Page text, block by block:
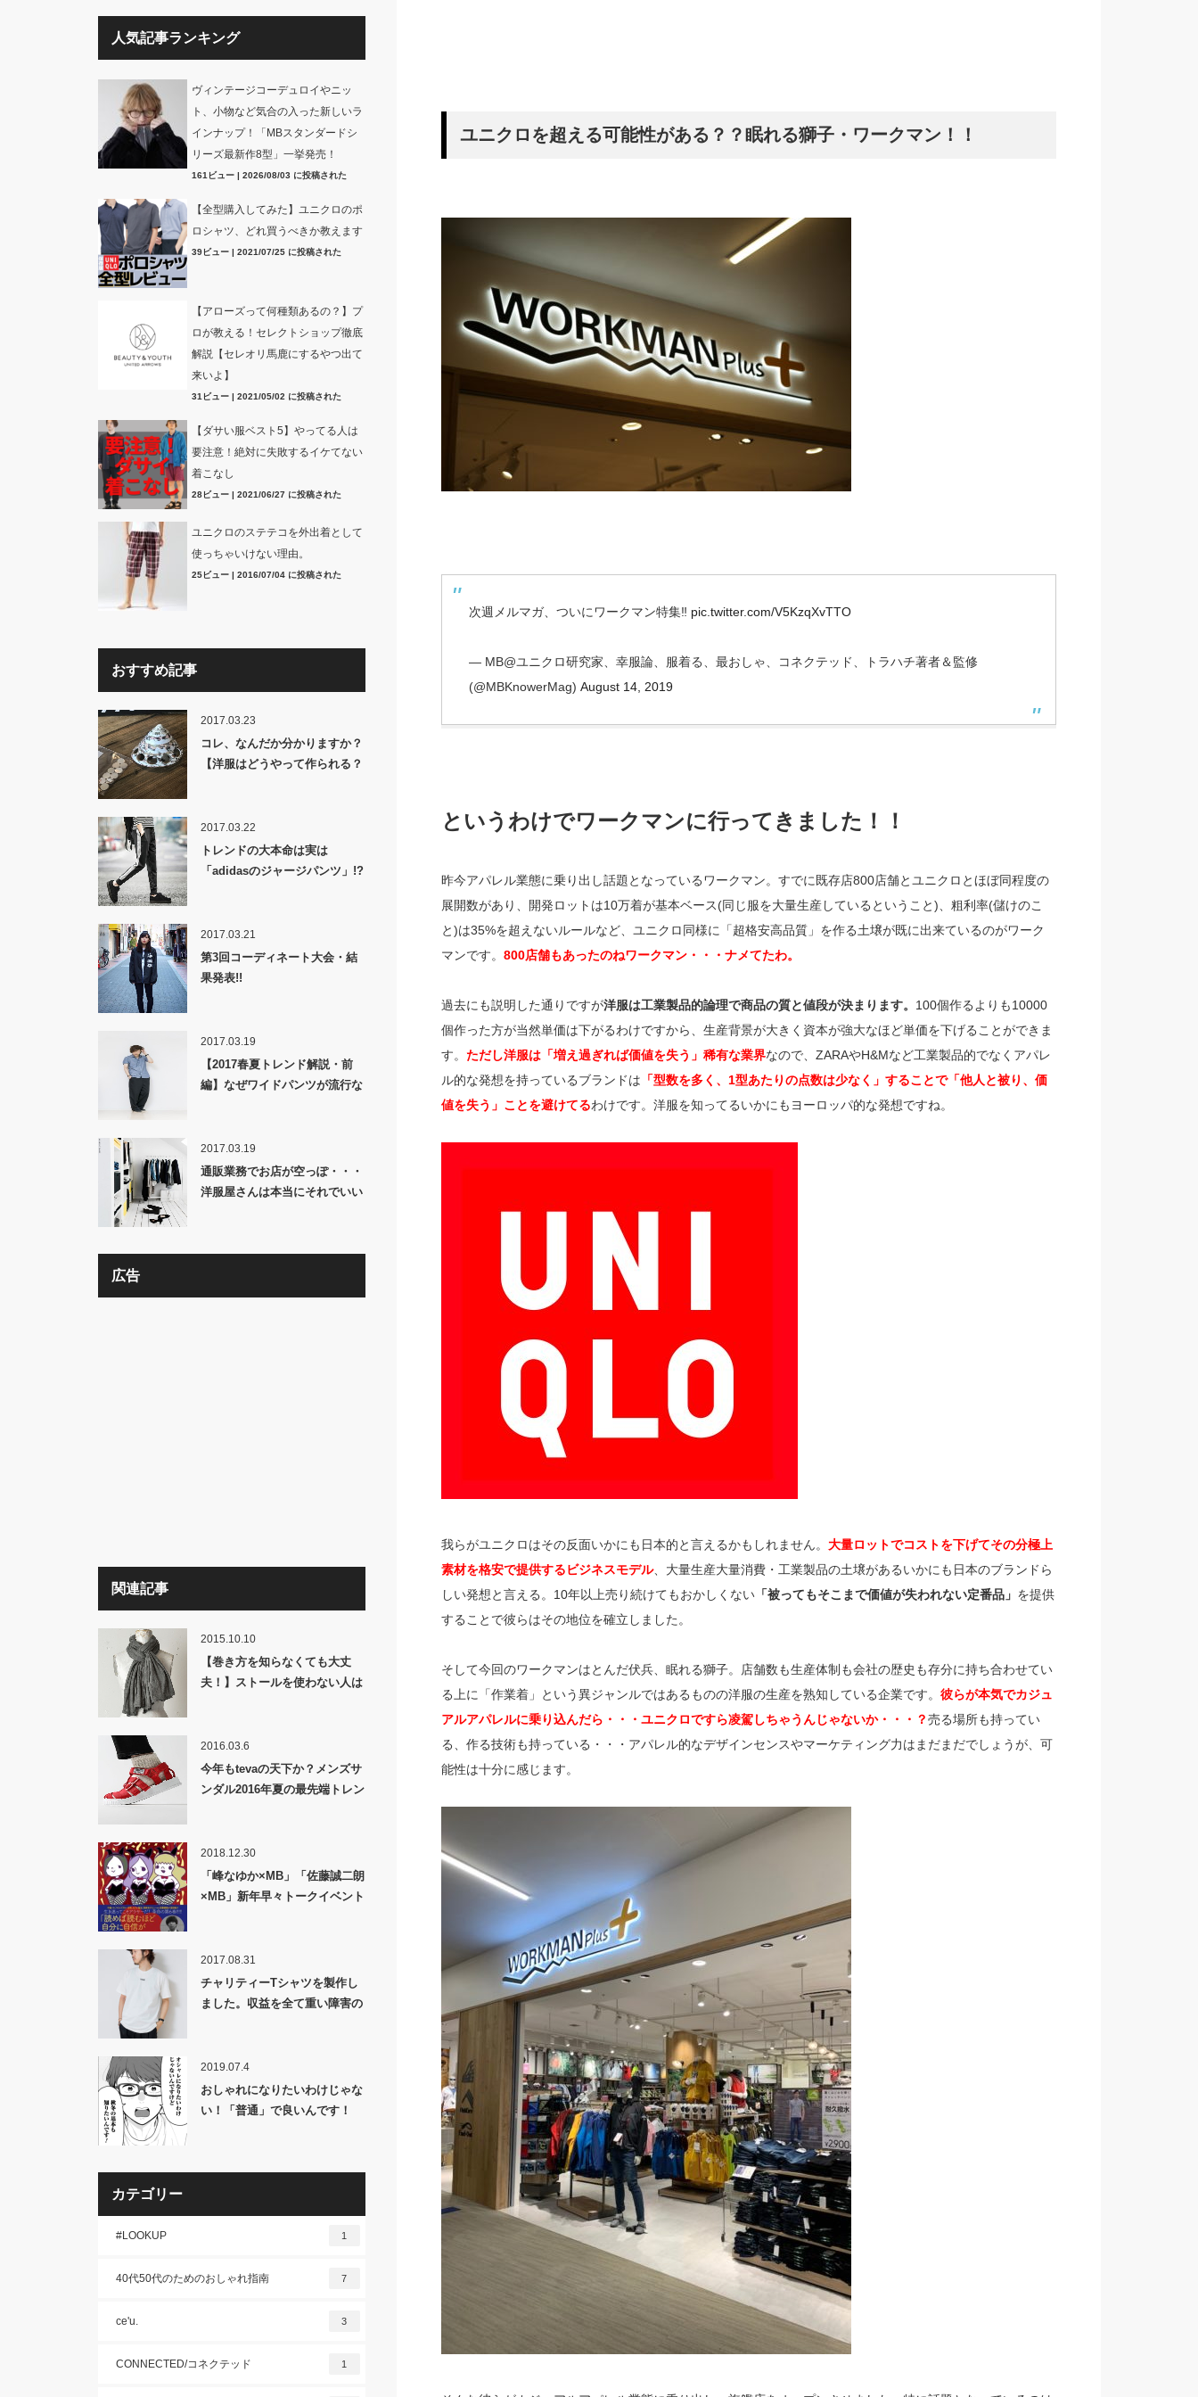
ユニクロを超える可能性がある？？眠れる獅子・ワークマン！！
次週メルマガ、ついにワークマン特集‼️ pic.twitter.com/V5KzqXvTTO
— MB@ユニクロ研究家、幸服論、服着る、最おしゃ、コネクテッド、トラハチ著者＆監修
(@MBKnowerMag) August 14, 2019
というわけでワークマンに行ってきました！！
昨今アパレル業態に乗り出し話題となっているワークマン。すでに既存店800店舗とユニクロとほぼ同程度の
展開数があり、開発ロットは10万着が基本ベース(同じ服を大量生産しているということ)、粗利率(儲けのこ
と)は35%を超えないルールなど、ユニクロ同様に「超格安高品質」を作る土壌が既に出来ているのがワーク
マンです。 800店舗もあったのねワークマン・・・ナメてたわ。
過去にも説明した通りですが洋服は工業製品的論理で商品の質と値段が決まります。 100個作るよりも10000
個作った方が当然単価は下がるわけですから、生産背景が大きく資本が強大なほど単価を下げることができま
す。 ただし洋服は「増え過ぎれば価値を失う」稀有な業界なので、ZARAやH&Mなど工業製品的でなくアパレ
ル的な発想を持っているブランドは 「型数を多く、1型あたりの点数は少なく」することで「他人と被り、価
値を失う」ことを避けてるわけです。洋服を知ってるいかにもヨーロッパ的な発想ですね。
我らがユニクロはその反面いかにも日本的と言えるかもしれません。 大量ロットでコストを下げてその分極上
素材を格安で提供するビジネスモデル、大量生産大量消費・工業製品の土壌があるいかにも日本のブランドら
しい発想と言える。10年以上売り続けてもおかしくない「被ってもそこまで価値が失われない定番品」 を提供
することで彼らはその地位を確立しました。
そして今回のワークマンはとんだ伏兵、眠れる獅子。店舗数も生産体制も会社の歴史も存分に持ち合わせてい
る上に「作業着」という異ジャンルではあるものの洋服の生産を熟知している企業です。 彼らが本気でカジュ
アルアパレルに乗り込んだら・・・ユニクロですら凌駕しちゃうんじゃないか・・・？売る場所も持ってい
る、作る技術も持っている・・・アパレル的なデザインセンスやマーケティング力はまだまだでしょうが、可
能性は十分に感じます。
人気記事ランキング
ヴィンテージコーデュロイやニッ
ト、小物など気合の入った新しいラ
インナップ！「MBスタンダードシ
リーズ最新作8型」一挙発売！
161ビュー| 2026/08/03 に投稿された
【全型購入してみた】ユニクロのポ
ロシャツ、どれ買うべきか教えます
39ビュー| 2021/07/25 に投稿された
【アローズって何種類あるの？】プ
ロが教える！セレクトショップ徹底
解説【セレオリ馬鹿にするやつ出て
来いよ】
31ビュー| 2021/05/02 に投稿された
【ダサい服ベスト5】やってる人は
要注意！絶対に失敗するイケてない
着こなし
28ビュー| 2021/06/27 に投稿された
ユニクロのステテコを外出着として
使っちゃいけない理由。
25ビュー| 2016/07/04 に投稿された
おすすめ記事
2017.03.23
コレ、なんだか分かりますか？
【洋服はどうやって作られる？
2017.03.22
トレンドの大本命は実は
「adidasのジャージパンツ」!?
2017.03.21
第3回コーディネート大会・結
果発表!!
2017.03.19
【2017春夏トレンド解説・前
編】なぜワイドパンツが流行な
2017.03.19
通販業務でお店が空っぽ・・・
洋服屋さんは本当にそれでいい
広告
関連記事
2015.10.10
【巻き方を知らなくても大丈
夫！】ストールを使わない人は
2016.03.6
今年もtevaの天下か？メンズサ
ンダル2016年夏の最先端トレン
2018.12.30
「峰なゆか×MB」「佐藤誠二朗
×MB」新年早々トークイベント
2017.08.31
チャリティーTシャツを製作し
ました。収益を全て重い障害の
2019.07.4
おしゃれになりたいわけじゃな
い！「普通」で良いんです！
カテゴリー
#LOOKUP 1
40代50代のためのおしゃれ指南 7
ce'u. 3
CONNECTED/コネクテッド 1